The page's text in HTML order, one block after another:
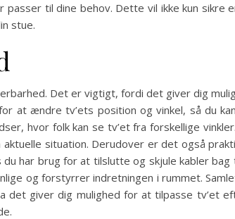
til dine behov. Dette vil ikke kun sikre
stue.
Det er vigtigt, fordi det giver dig
at ændre tv’ets position og vinkel, så du
hvor folk kan se tv’et fra forskellige
situation. Derudover er det også
har brug for at tilslutte og skjule kabler bag
og forstyrrer indretningen i rummet.
giver dig mulighed for at tilpasse tv’et